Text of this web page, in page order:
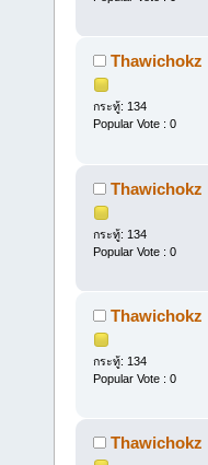
Thawichokz
กระทู้: 134
Popular Vote : 0
Thawichokz
กระทู้: 134
Popular Vote : 0
Thawichokz
กระทู้: 134
Popular Vote : 0
Thawichokz